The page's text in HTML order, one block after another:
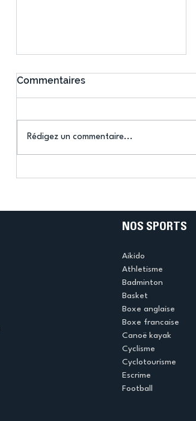
Commentaires
Rédigez un commentaire...
NOS SPORTS
Aikido
Athletisme
Badminton
Basket
Boxe anglaise
Boxe francaise
Canoë kayak
Cyclisme
Cyclotourisme
Escrime
Football